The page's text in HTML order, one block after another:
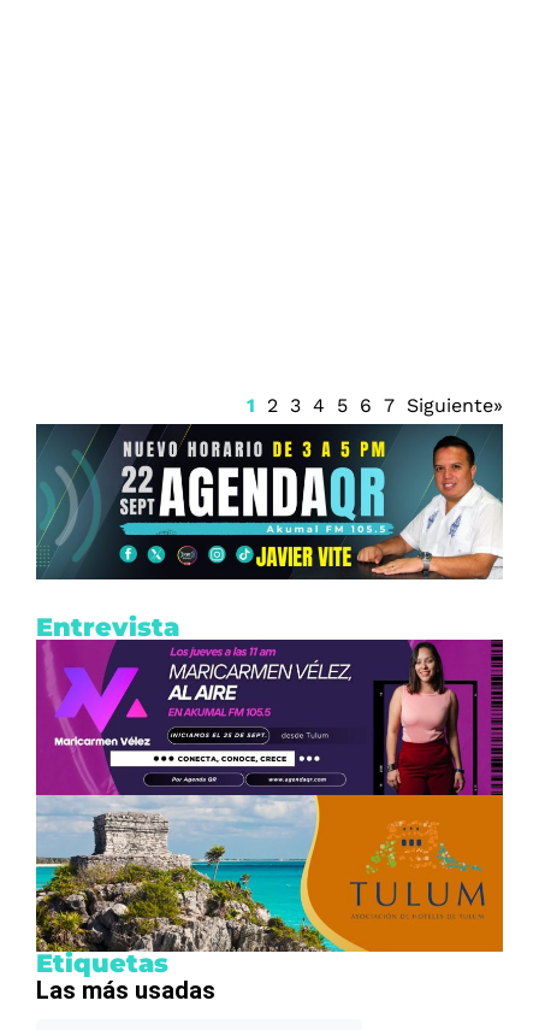
1 2 3 4 5 6 7 Siguiente»
Entrevista
Etiquetas
Las más usadas